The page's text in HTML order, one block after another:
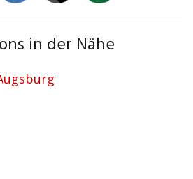
in der Nähe